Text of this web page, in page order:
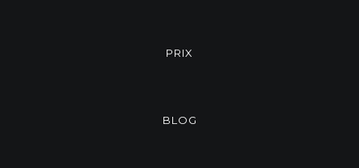
PRIX
BLOG